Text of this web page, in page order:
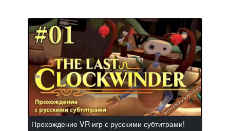
Прохождение VR игр с русскими субтитрами!